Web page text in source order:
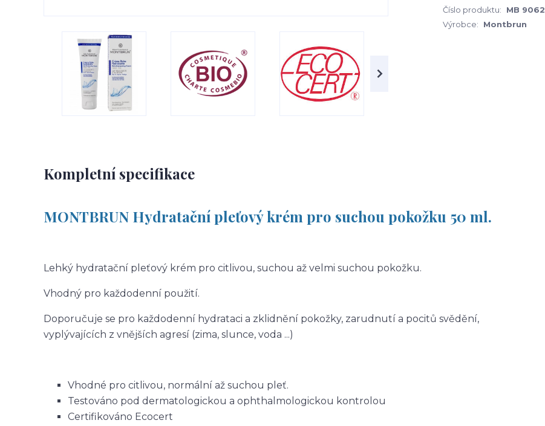
Číslo produktu: MB 9062
Výrobce:
Montbrun
Kompletní specifikace
MONTBRUN Hydratační pleťový krém pro suchou pokožku 50 ml.
Lehký hydratační pleťový krém pro citlivou, suchou až velmi suchou pokožku.
Vhodný pro každodenní použití.
Doporučuje se pro každodenní hydrataci a zklidnění pokožky, zarudnutí a pocitů svědění,
vyplývajících z vnějších agresí (zima, slunce, voda ...)
Vhodné pro citlivou, normální až suchou pleť.
Testováno pod dermatologickou a ophthalmologickou kontrolou
Certifikováno Ecocert